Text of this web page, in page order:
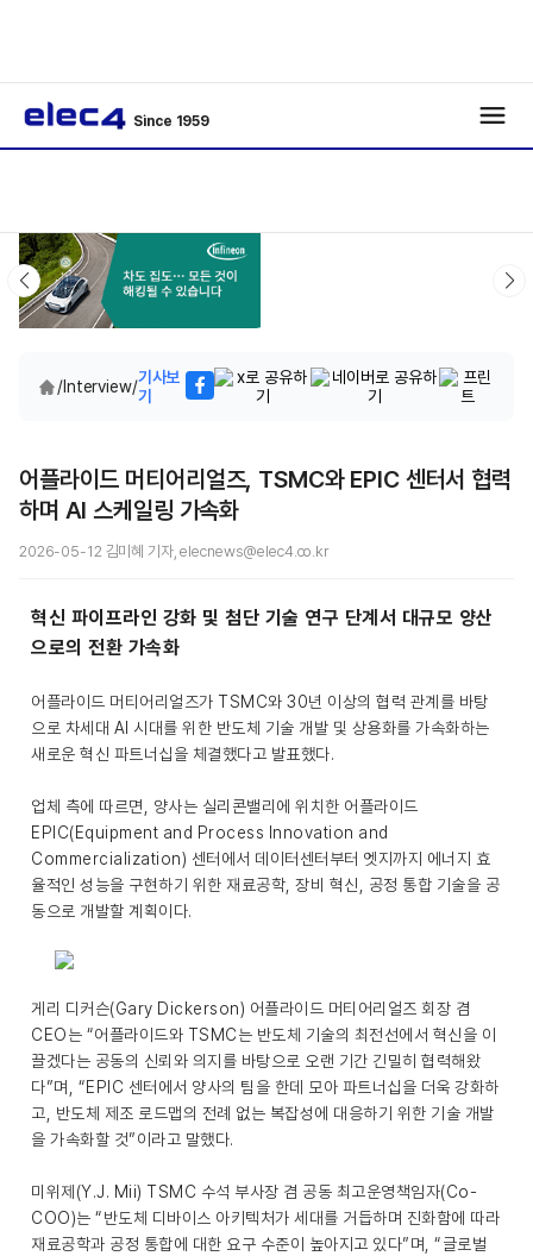
Since 1959
/Interview/기사보
기
어플라이드 머티어리얼즈, TSMC와 EPIC 센터서 협력
하며 AI 스케일링 가속화
2026-05-12 김미혜 기자, elecnews@elec4.co.kr
혁신 파이프라인 강화 및 첨단 기술 연구 단계서 대규모 양산
으로의 전환 가속화
어플라이드 머티어리얼즈가 TSMC와 30년 이상의 협력 관계를 바탕
으로 차세대 AI 시대를 위한 반도체 기술 개발 및 상용화를 가속화하는
새로운 혁신 파트너십을 체결했다고 발표했다.
업체 측에 따르면, 양사는 실리콘밸리에 위치한 어플라이드
EPIC(Equipment and Process Innovation and
Commercialization) 센터에서 데이터센터부터 엣지까지 에너지 효
율적인 성능을 구현하기 위한 재료공학, 장비 혁신, 공정 통합 기술을 공
동으로 개발할 계획이다.
게리 디커슨(Gary Dickerson) 어플라이드 머티어리얼즈 회장 겸
CEO는 “어플라이드와 TSMC는 반도체 기술의 최전선에서 혁신을 이
끌겠다는 공동의 신뢰와 의지를 바탕으로 오랜 기간 긴밀히 협력해왔
다”며, “EPIC 센터에서 양사의 팀을 한데 모아 파트너십을 더욱 강화하
고, 반도체 제조 로드맵의 전례 없는 복잡성에 대응하기 위한 기술 개발
을 가속화할 것”이라고 말했다.
미위제(Y.J. Mii) TSMC 수석 부사장 겸 공동 최고운영책임자(Co-
COO)는 “반도체 디바이스 아키텍처가 세대를 거듭하며 진화함에 따라
재료공학과 공정 통합에 대한 요구 수준이 높아지고 있다”며, “글로벌